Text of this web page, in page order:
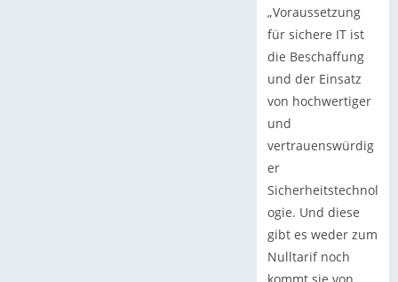
„Voraussetzung
für sichere IT ist
die Beschaffung
und der Einsatz
von hochwertiger
und
vertrauenswürdig
er
Sicherheitstechnol
ogie. Und diese
gibt es weder zum
Nulltarif noch